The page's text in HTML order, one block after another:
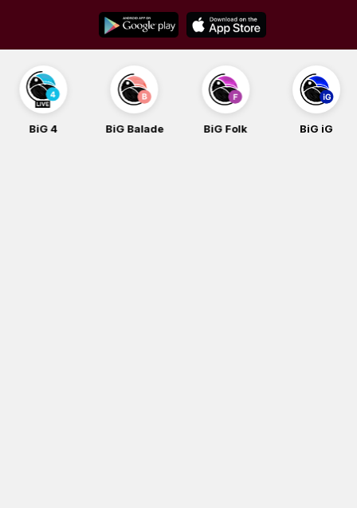
content
BiG 4 BiG Balade BiG Folk BiG iG